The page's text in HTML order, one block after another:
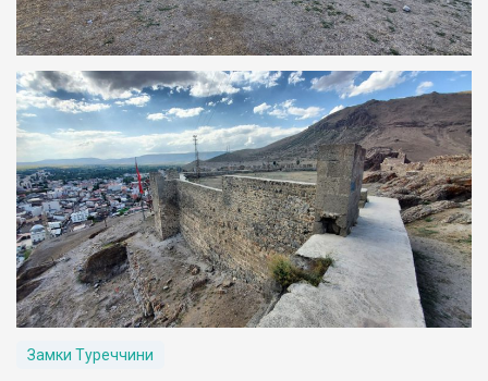
Замки Туреччини